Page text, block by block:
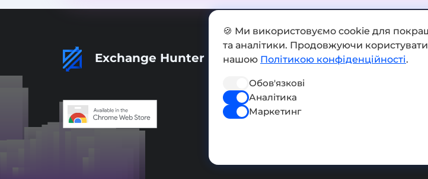
Exchange Hunter
🍪 Ми використовуємо cookie для
та аналітики. Продовжуючи
нашою Політикою конфіденційності.
Обов'язкові
Аналітика
Маркетинг